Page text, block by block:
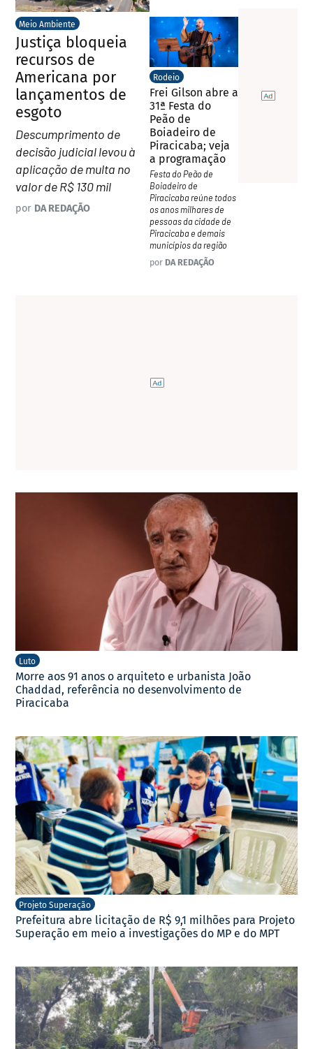
Meio Ambiente
Justiça bloqueia
recursos de
Americana por
lançamentos de
esgoto
Descumprimento de
decisão judicial levou à
aplicação de multa no
valor de R$ 130 mil
por DA REDAÇÃO
Rodeio
Frei Gilson abre a
31ª Festa do
Peão de
Boiadeiro de
Piracicaba; veja
a programação
Festa do Peão de
Boiadeiro de
Piracicaba reúne todos
os anos milhares de
pessoas da cidade de
Piracicaba e demais
municípios da região
por DA REDAÇÃO
Luto
Morre aos 91 anos o arquiteto e urbanista João
Chaddad, referência no desenvolvimento de
Piracicaba
Projeto Superação
Prefeitura abre licitação de R$ 9,1 milhões para Projeto
Superação em meio a investigações do MP e do MPT